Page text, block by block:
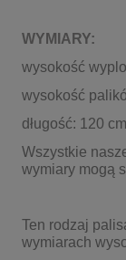
WYMIARY:
wysokość
wysokość
długość: 120 cm
Wszystkie
wymiary mogą
Ten rodzaj
wymiarach